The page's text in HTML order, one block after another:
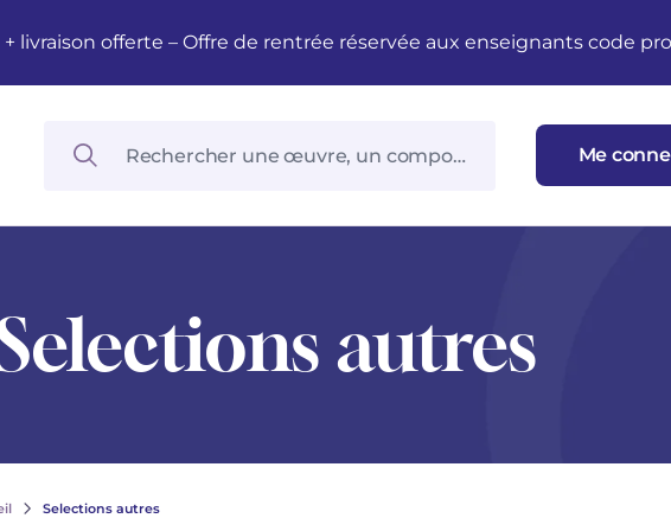
livraison offerte – Offre de rentrée réservée aux enseignants code
Me
autres
Selections autres